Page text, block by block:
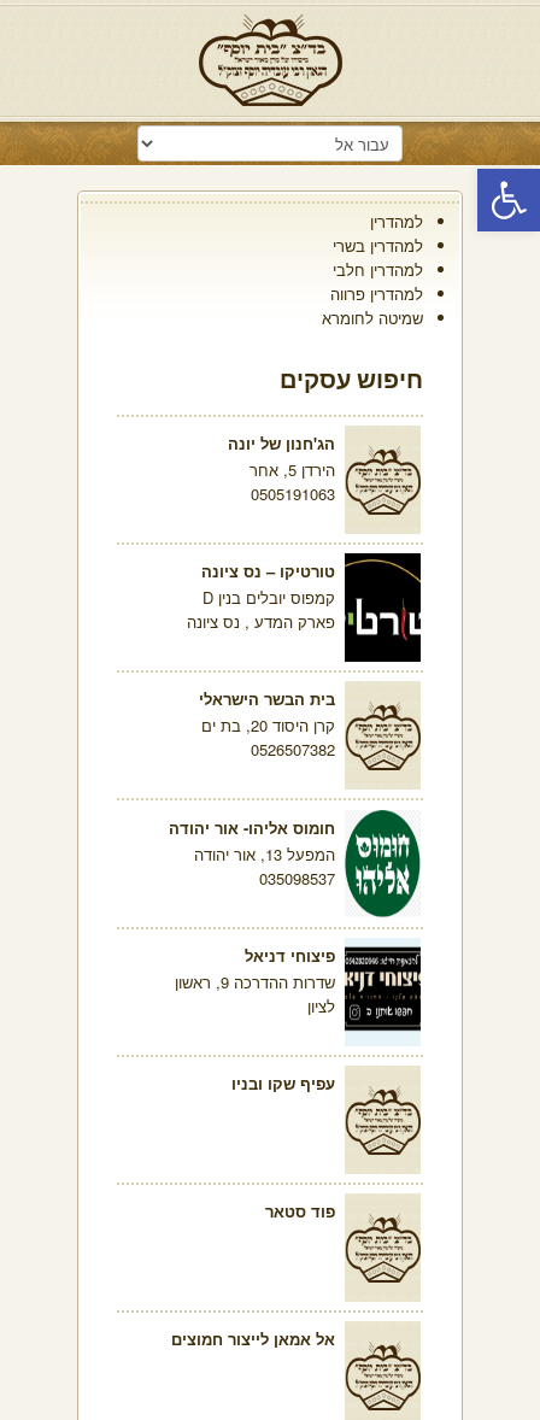
פתח סרגל נגישות
למהדרין
למהדרין בשרי
למהדרין חלבי
למהדרין פרווה
שמיטה לחומרא
חיפוש עסקים
הג'חנון של יונה
הירדן 5, אחר
0505191063
טורטיקו – נס ציונה
קמפוס יובלים בנין D
פארק המדע , נס ציונה
בית הבשר הישראלי
קרן היסוד 20, בת ים
0526507382
חומוס אליהו- אור יהודה
המפעל 13, אור יהודה
035098537
פיצוחי דניאל
שדרות ההדרכה 9, ראשון
לציון
עפיף שקו ובניו
פוד סטאר
אל אמאן לייצור חמוצים